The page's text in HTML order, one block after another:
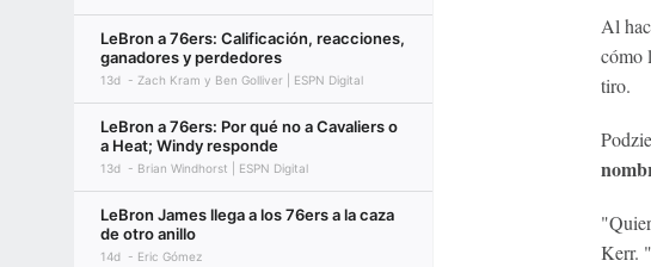
LeBron a 76ers: Calificación, reacciones,
ganadores y perdedores
13d Zach Kram y Ben Golliver | ESPN Digital
LeBron a 76ers: Por qué no a Cavaliers o
a Heat; Windy responde
13d Brian Windhorst | ESPN Digital
LeBron James llega a los 76ers a la caza
de otro anillo
14d Eric Gómez
Al
cómo
tiro.
Kerr.